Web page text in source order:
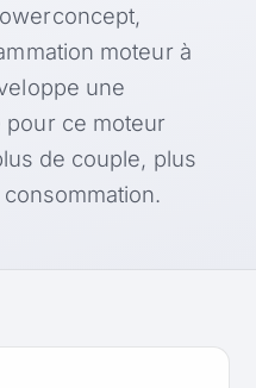
moteur à
une
pour ce moteur
de couple, plus